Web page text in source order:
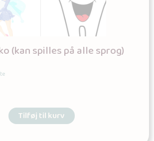
(kan spilles på alle sprog)
Tilføj til kurv